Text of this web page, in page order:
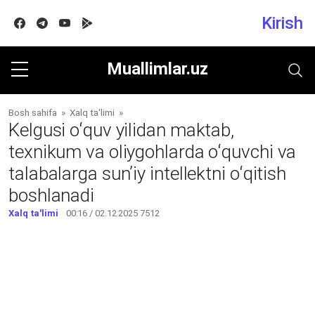
FacebookTelegram
Youtube Kirish
Muallimlar.uz
Bosh sahifa » Xalq ta'limi »
Kelgusi oʻquv yilidan maktab,
texnikum va oliygohlarda oʻquvchi va
talabalarga sunʼiy intellektni oʻqitish
boshlanadi
Xalq ta'limi 00:16 / 02.12.2025 7512